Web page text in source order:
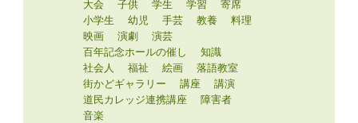
大会
子供 学生 学習
寄席
小学生
幼児 手芸 教養
料理
映画
演劇
演芸
百年記念ホールの催し
知識
社会人
福祉 絵画
落語教室
街かどギャラリー
講座
講演
道民カレッジ連携講座
障害者
音楽